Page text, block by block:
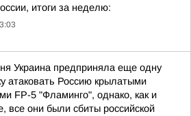
итоги за неделю:
Украина предприняла еще одну
атаковать Россию крылатыми
FP-5 "Фламинго", однако, как и
все они были сбиты российской